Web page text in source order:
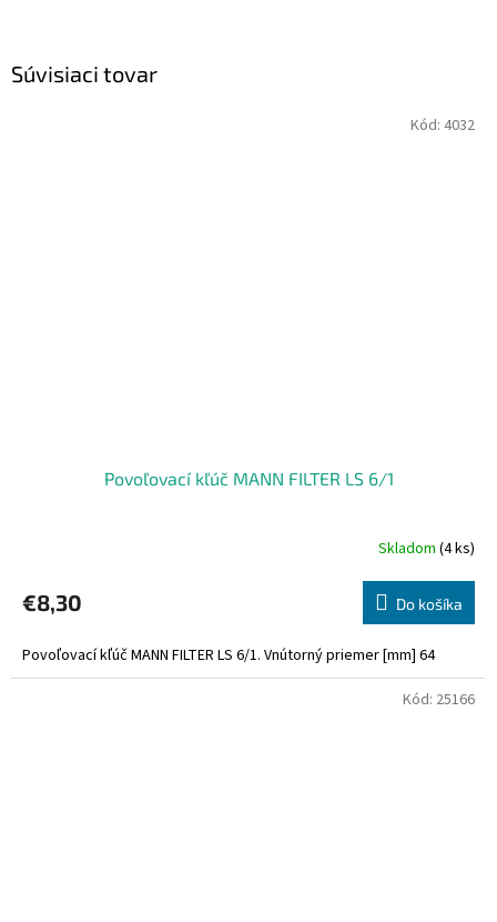
Súvisiaci tovar
Povoľovací kľúč MANN FILTER LS 6/1
Skladom (4 ks)
€8,30 Do košíka
Povoľovací kľúč MANN FILTER LS 6/1. Vnútorný priemer [mm] 64
Kód: 4032
Kód: 25166